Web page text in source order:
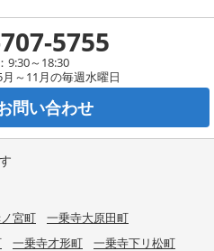
5755
9:30～18:30
～11月の毎週水曜日
問い合わせ
宮町
一乗寺大原田町
一乗寺才形町 一乗寺下リ松町